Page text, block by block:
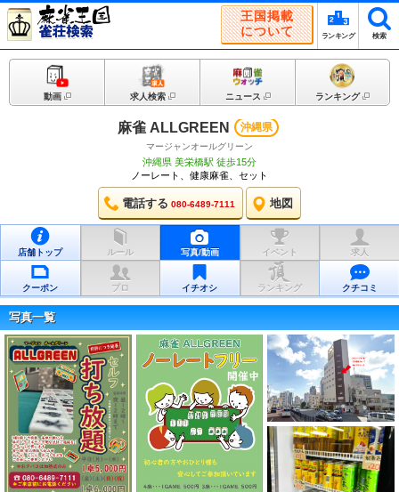
王国掲載
について
ランキング 検索
動画 求人検索 ニュース ランキング
麻雀 ALLGREEN 沖縄県
マージャンオールグリーン
沖縄県 美栄橋駅 徒歩15分
ノーレート、健康麻雀、セット
電話する 080-6489-7111 地図
店舗トップ ルール 写真/動画 イベント 求人
クーポン プロ イチオシ ランキング クチコミ
写真一覧